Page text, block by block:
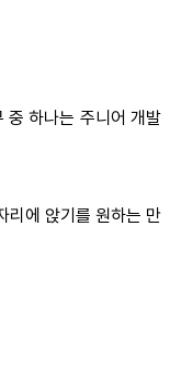
중 하나는 주니어 개발
리에 앉기를 원하는 만